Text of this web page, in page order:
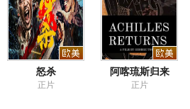
怒杀
正片
阿喀琉斯归来
正片